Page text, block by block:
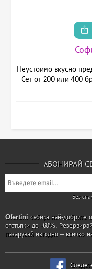
Неустоимо вкусно
Сет от 200 или 400
АБОНИРАЙ
Без
Ofertini събира най-добрите
отстъпки до -60%.
пазарувай изгодно – всичко